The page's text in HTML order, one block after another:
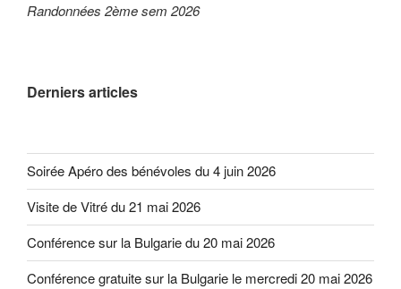
Randonnées 2ème sem 2026
Derniers articles
Soirée Apéro des bénévoles du 4 juin 2026
Visite de Vitré du 21 mai 2026
Conférence sur la Bulgarie du 20 mai 2026
Conférence gratuite sur la Bulgarie le mercredi 20 mai 2026